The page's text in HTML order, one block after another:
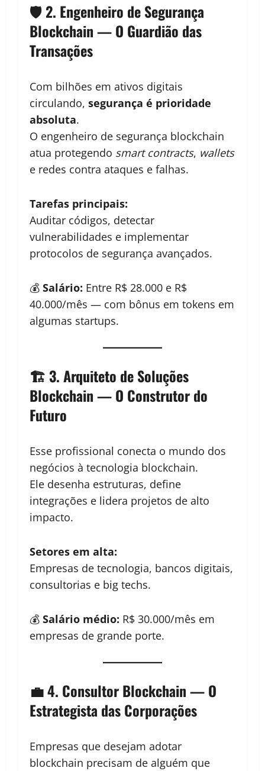
🛡️ 2. Engenheiro de Segurança
Blockchain — O Guardião das
Transações
Com bilhões em ativos digitais
circulando, segurança é prioridade
absoluta.
O engenheiro de segurança blockchain
atua protegendo smart contracts, wallets
e redes contra ataques e falhas.
Tarefas principais:
Auditar códigos, detectar
vulnerabilidades e implementar
protocolos de segurança avançados.
💰 Salário: Entre R$ 28.000 e R$
40.000/mês — com bônus em tokens em
algumas startups.
🏗️ 3. Arquiteto de Soluções
Blockchain — O Construtor do
Futuro
Esse profissional conecta o mundo dos
negócios à tecnologia blockchain.
Ele desenha estruturas, define
integrações e lidera projetos de alto
impacto.
Setores em alta:
Empresas de tecnologia, bancos digitais,
consultorias e big techs.
💰 Salário médio: R$ 30.000/mês em
empresas de grande porte.
💼 4. Consultor Blockchain — O
Estrategista das Corporações
Empresas que desejam adotar
blockchain precisam de alguém que